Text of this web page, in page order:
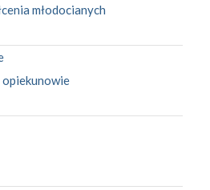
młodocianych
opiekunowie